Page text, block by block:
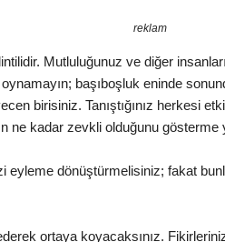
reklam
Mutluluğunuz ve diğer
başıboşluk eninde
birisiniz. Tanıştığınız herkesi
ne kadar zevkli olduğunu
eyleme dönüştürmelisiniz; fakat
ortaya koyacaksınız.